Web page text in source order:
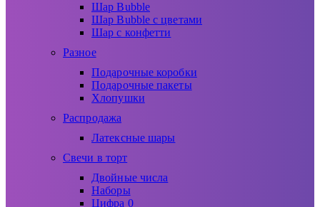
Шар Bubble
Шар Bubble с цветами
Шар с конфетти
Разное
Подарочные коробки
Подарочные пакеты
Хлопушки
Распродажа
Латексные шары
Свечи в торт
Двойные числа
Наборы
Цифра 0